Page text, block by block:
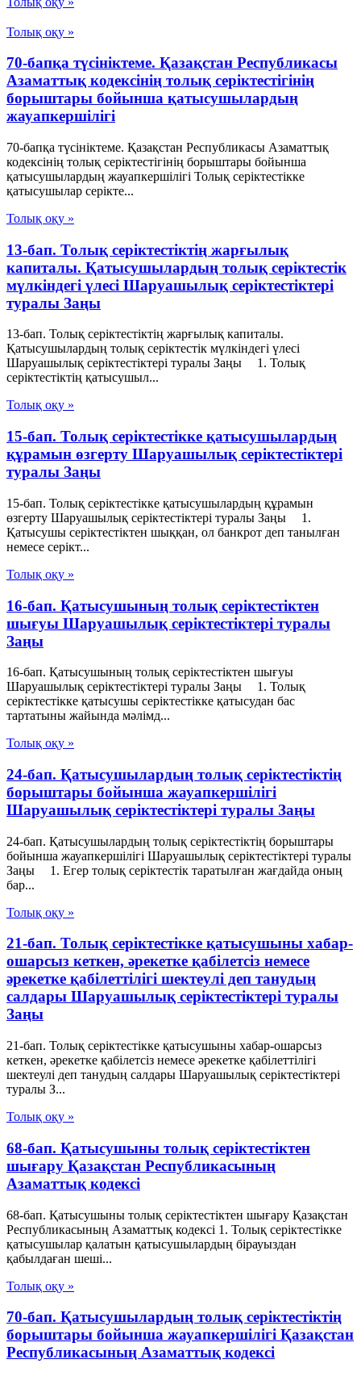
Толық оқу »
70-бапқа түсініктеме. Қазақстан Республикасы
Азаматтық кодексінің толық серіктестігінің
борыштары бойынша қатысушылардың
жауапкершілігі
70-бапқа түсініктеме. Қазақстан Республикасы Азаматтық
кодексінің толық серіктестігінің борыштары бойынша
қатысушылардың жауапкершілігі Толық серіктестікке
қатысушылар серікте...
Толық оқу »
13-бап. Толық серiктестiктiң жарғылық
капиталы. Қатысушылардың толық серiктестiк
мүлкiндегi үлесi Шаруашылық серіктестіктері
туралы Заңы
13-бап. Толық серiктестiктiң жарғылық капиталы.
Қатысушылардың толық серiктестiк мүлкiндегi үлесi
Шаруашылық серіктестіктері туралы Заңы 1. Толық
серiктестiктiң қатысушыл...
Толық оқу »
15-бап. Толық серiктестiкке қатысушылардың
құрамын өзгерту Шаруашылық серіктестіктері
туралы Заңы
15-бап. Толық серiктестiкке қатысушылардың құрамын
өзгерту Шаруашылық серіктестіктері туралы Заңы 1.
Қатысушы серiктестiктен шыққан, ол банкрот деп танылған
немесе серiкт...
Толық оқу »
16-бап. Қатысушының толық серiктестiктен
шығуы Шаруашылық серіктестіктері туралы
Заңы
16-бап. Қатысушының толық серiктестiктен шығуы
Шаруашылық серіктестіктері туралы Заңы 1. Толық
серiктестiкке қатысушы серiктестiкке қатысудан бас
тартатыны жайында мәлiмд...
Толық оқу »
24-бап. Қатысушылардың толық серiктестiктiң
борыштары бойынша жауапкершiлiгi
Шаруашылық серіктестіктері туралы Заңы
24-бап. Қатысушылардың толық серiктестiктiң борыштары
бойынша жауапкершiлiгi Шаруашылық серіктестіктері туралы
Заңы 1. Егер толық серiктестiк таратылған жағдайда оның
бар...
Толық оқу »
21-бап. Толық серiктестiкке қатысушыны хабар-
ошарсыз кеткен, әрекетке қабiлетсiз немесе
әрекетке қабiлеттiлiгi шектеулi деп танудың
салдары Шаруашылық серіктестіктері туралы
Заңы
21-бап. Толық серiктестiкке қатысушыны хабар-ошарсыз
кеткен, әрекетке қабiлетсiз немесе әрекетке қабiлеттiлiгi
шектеулi деп танудың салдары Шаруашылық серіктестіктері
туралы З...
Толық оқу »
68-бап. Қатысушыны толық серiктестiктен
шығару Қазақстан Республикасының
Азаматтық кодексi
68-бап. Қатысушыны толық серiктестiктен шығару Қазақстан
Республикасының Азаматтық кодексi 1. Толық серiктестiкке
қатысушылар қалатын қатысушылардың бiрауыздан
қабылдаған шешi...
Толық оқу »
70-бап. Қатысушылардың толық серiктестiктiң
борыштары бойынша жауапкершiлiгi Қазақстан
Республикасының Азаматтық кодексi